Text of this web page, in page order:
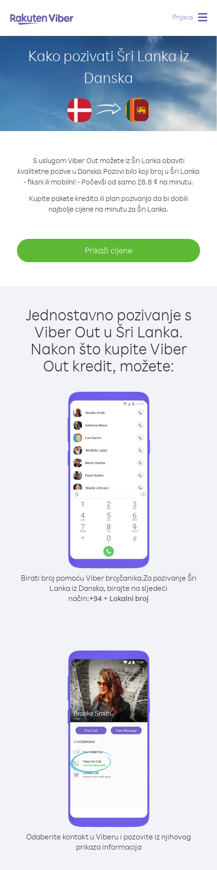
Prijava
Kako pozivati Šri Lanka iz
Danska
S uslugom Viber Out možete iz Šri Lanka obaviti
kvalitetne pozive u Danska.Pozovi bilo koji broj u Šri Lanka
- fiksni ili mobilni! - Počevši od samo 28.8 ¢ na minutu.
Kupite pakete kredita ili plan pozivanja da bi dobili
najbolje cijene na minutu za Šri Lanka.
Prikaži cijene
Jednostavno pozivanje s
Viber Out u Šri Lanka.
Nakon što kupite Viber
Out kredit, možete:
Birati broj pomoću Viber brojčanika.Za pozivanje Šri
Lanka iz Danska, birajte na sljedeći
način:+94 + Lokalni broj
Odaberite kontakt u Viberu i pozovite iz njihovog
prikaza informacija